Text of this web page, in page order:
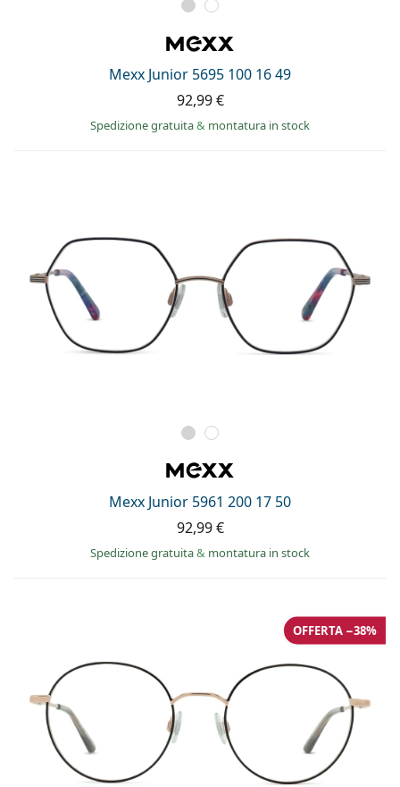
Mexx Junior 5695 100 16 49
92,99 €
Spedizione gratuita& montatura in stock
Mexx Junior 5961 200 17 50
92,99 €
Spedizione gratuita& montatura in stock
OFFERTA −38%